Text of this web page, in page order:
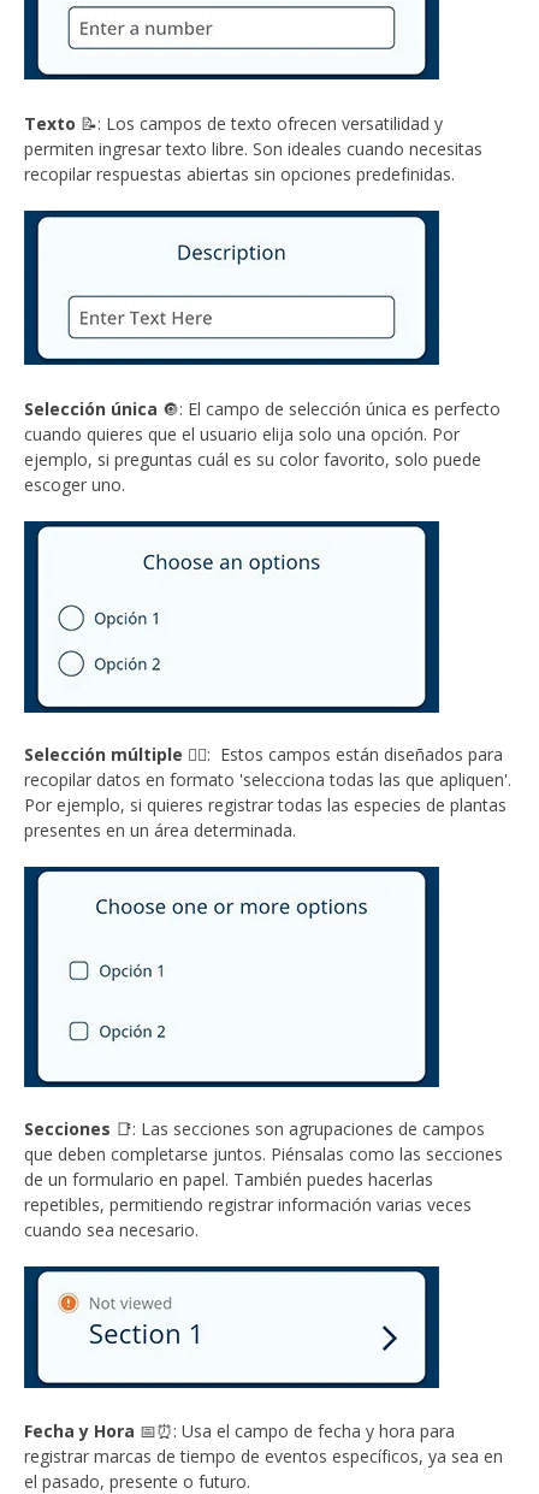
Texto 📝: Los campos de texto ofrecen versatilidad y
permiten ingresar texto libre. Son ideales cuando necesitas
recopilar respuestas abiertas sin opciones predefinidas.
Selección única 🔘: El campo de selección única es perfecto
cuando quieres que el usuario elija solo una opción. Por
ejemplo, si preguntas cuál es su color favorito, solo puede
escoger uno.
Selección múltiple 👉🏻: Estos campos están diseñados para
recopilar datos en formato 'selecciona todas las que apliquen'.
Por ejemplo, si quieres registrar todas las especies de plantas
presentes en un área determinada.
Secciones 📑: Las secciones son agrupaciones de campos
que deben completarse juntos. Piénsalas como las secciones
de un formulario en papel. También puedes hacerlas
repetibles, permitiendo registrar información varias veces
cuando sea necesario.
Fecha y Hora 📅⏰: Usa el campo de fecha y hora para
registrar marcas de tiempo de eventos específicos, ya sea en
el pasado, presente o futuro.